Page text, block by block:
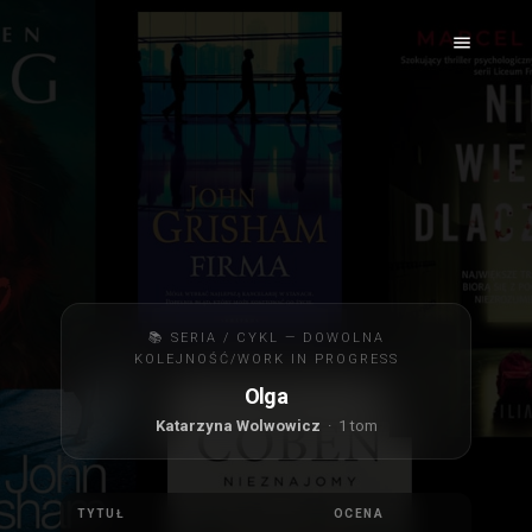
📚 SERIA / CYKL — DOWOLNA
KOLEJNOŚĆ/WORK IN PROGRESS
Olga
Katarzyna Wolwowicz · 1 tom
TYTUŁ OCENA